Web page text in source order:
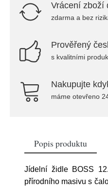
Vrácení zboží
zdarma a bez
Prověřený
s kvalitními
Nakupujte
máme otevřeno
Popis produktu
Jídelní židle BOSS
přírodního masivu s